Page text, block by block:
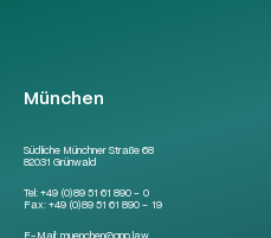
München
Südliche Münchner Straße 68
82031 Grünwald
Tel:+49 (0)89 51 61 890 – 0
Fax:+49 (0)89 51 61 890 – 19